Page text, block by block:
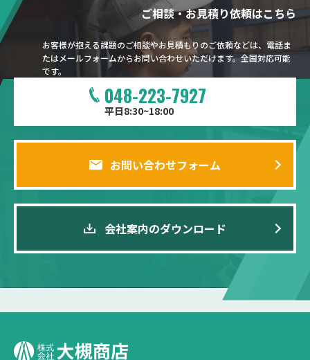
ご相談・お見積り依頼はこちら
お客様が抱える課題のご相談やお見積もりのご依頼などは、電話ま
たはメールフォームからお問い合わせいただけます。全国対応可能
です。
048-223-7927
平日8:30~18:00
お問い合わせフォーム
会社案内のダウンロード